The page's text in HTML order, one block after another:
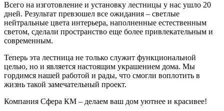
Всего на изготовление и установку лестницы у нас ушло 20
дней. Результат превзошел все ожидания – светлые
нейтральные цвета интерьера, наполненные естественным
светом, сделали пространство еще более привлекательным и
современным.
Теперь эта лестница не только служит функциональной
целью, но и является настоящим украшением дома. Мы
гордимся нашей работой и рады, что смогли воплотить в
жизнь такой замечательный проект.
Компания Сфера КМ – делаем ваш дом уютнее и красивее!